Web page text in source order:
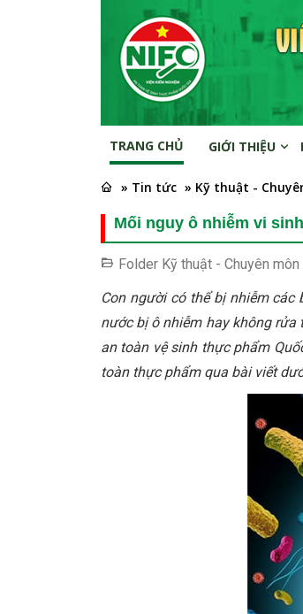
TRANG CHỦ GIỚI THIỆU
» Tin tức » Kỹ thuật -
Mối nguy ô nhiễm vi
Folder Kỹ thuật - Chuyên môn
Con người có thể bị nhiễm
nước bị ô nhiễm hay không rửa
an toàn vệ sinh thực phẩm
toàn thực phẩm qua bài viết